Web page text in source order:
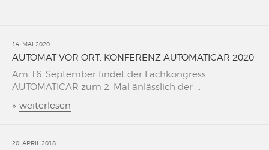
14. MAI 2020
AUTOMAT VOR ORT: KONFERENZ AUTOMATICAR 2020
Am 16. September findet der Fachkongress
AUTOMATICAR zum 2. Mal änlässlich der ...
» weiterlesen
20. APRIL 2018